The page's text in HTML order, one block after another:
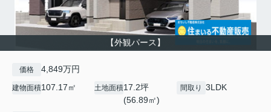
【外観パース】
価格 4,849万円
建物面積107.17㎡ 土地面積17.2坪
(56.89㎡)
間取り 3LDK